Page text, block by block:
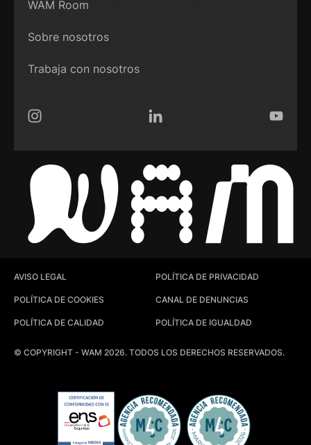
WAM Room
Sobre nosotros
Trabaja con nosotros
Instagram LinkedIn
© COPYRIGHT - WAM 2026. TODOS LOS DERECHOS RESERVADOS.
AVISO LEGAL POLÍTICA DE PRIVACIDAD
POLÍTICA DE COOKIES CANAL DE DENUNCIAS
POLÍTICA DE CALIDAD POLÍTICA DE IGUALDAD